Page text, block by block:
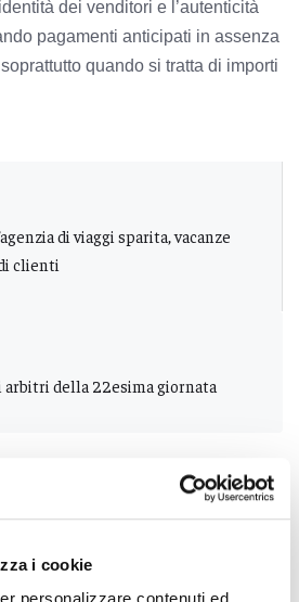
i cookie
dei venditori e l’autenticità
pagamenti anticipati in assenza
quando si tratta di importi
di viaggi sparita, vacanze
clienti
arbitri della 22esima giornata